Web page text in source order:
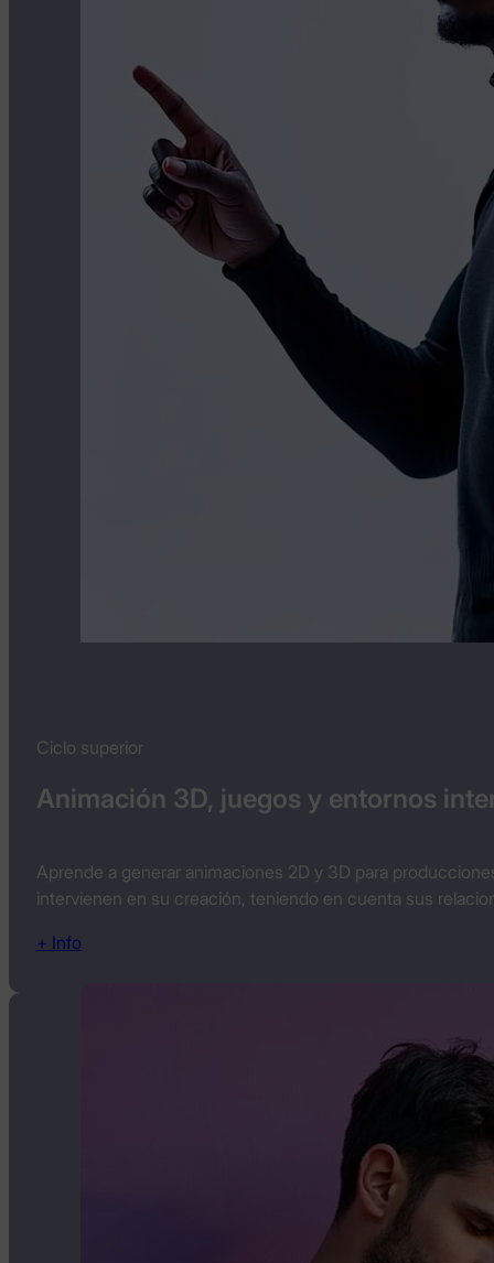
Animación 3D, juegos y entornos
Ciclo superior
Aprende a generar animaciones 2D y 3D para
intervienen en su creación, teniendo en cuenta sus
+ Info